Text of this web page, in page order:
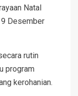
Natal
Desember
rutin
program
kerohanian.